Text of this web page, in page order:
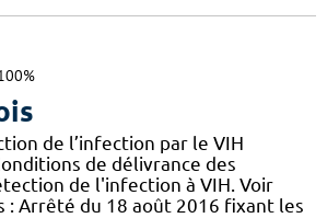
de l’infection par le VIH
de délivrance des
de l'infection à VIH. Voir
: Arrêté du 18 août 2016 fixant les